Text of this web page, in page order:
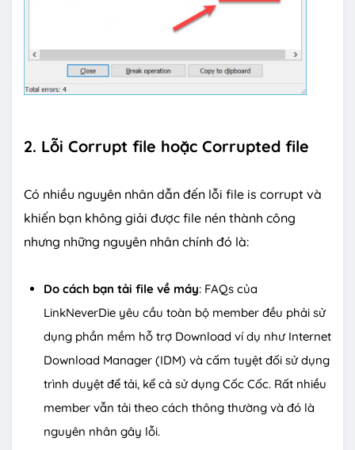
2. Lỗi Corrupt file hoặc Corrupted file
Có nhiều nguyên nhân dẫn đến lỗi file is corrupt và
khiến bạn không giải được file nén thành công
nhưng những nguyên nhân chính đó là:
Do cách bạn tải file về máy: FAQs của
LinkNeverDie yêu cầu toàn bộ member đều phải sử
dụng phần mềm hỗ trợ Download ví dụ như Internet
Download Manager (IDM) và cấm tuyệt đối sử dụng
trình duyệt để tải, kể cả sử dụng Cốc Cốc. Rất nhiều
member vẫn tải theo cách thông thường và đó là
nguyên nhân gây lỗi.